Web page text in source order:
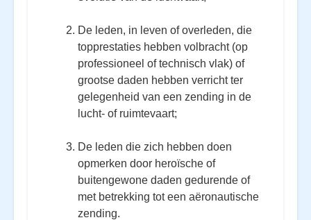
De leden, in leven of overleden, die
topprestaties hebben volbracht (op
professioneel of technisch vlak) of
grootse daden hebben verricht ter
gelegenheid van een zending in de
lucht- of ruimtevaart;
De leden die zich hebben doen
opmerken door heroïsche of
buitengewone daden gedurende of
met betrekking tot een aëronautische
zending.